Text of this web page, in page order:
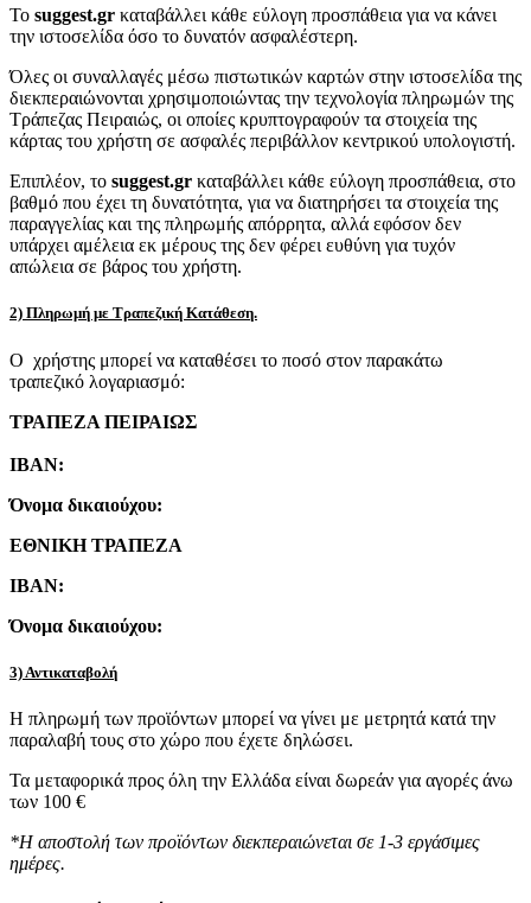
Το suggest.gr καταβάλλει κάθε εύλογη προσπάθεια για να κάνει
την ιστοσελίδα όσο το δυνατόν ασφαλέστερη.
Όλες οι συναλλαγές μέσω πιστωτικών καρτών στην ιστοσελίδα της
διεκπεραιώνονται χρησιμοποιώντας την τεχνολογία πληρωμών της
Τράπεζας Πειραιώς, οι οποίες κρυπτογραφούν τα στοιχεία της
κάρτας του χρήστη σε ασφαλές περιβάλλον κεντρικού υπολογιστή.
Επιπλέον, το suggest.gr καταβάλλει κάθε εύλογη προσπάθεια, στο
βαθμό που έχει τη δυνατότητα, για να διατηρήσει τα στοιχεία της
παραγγελίας και της πληρωμής απόρρητα, αλλά εφόσον δεν
υπάρχει αμέλεια εκ μέρους της δεν φέρει ευθύνη για τυχόν
απώλεια σε βάρος του χρήστη.
2) Πληρωμή με Τραπεζική Κατάθεση.
Ο χρήστης μπορεί να καταθέσει το ποσό στον παρακάτω
τραπεζικό λογαριασμό:
ΤΡΑΠΕΖΑ ΠΕΙΡΑΙΩΣ
IBAN:
Όνομα δικαιούχου:
ΕΘΝΙΚΗ ΤΡΑΠΕΖΑ
IBAN:
Όνομα δικαιούχου:
3) Αντικαταβολή
Η πληρωμή των προϊόντων μπορεί να γίνει με μετρητά κατά την
παραλαβή τους στο χώρο που έχετε δηλώσει.
Τα μεταφορικά προς όλη την Ελλάδα είναι δωρεάν για αγορές άνω
των 100 €
*Η αποστολή των προϊόντων διεκπεραιώνεται σε 1-3 εργάσιμες
ημέρες.